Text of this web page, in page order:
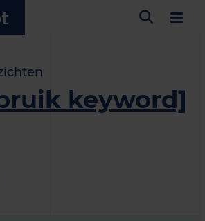
keyword]